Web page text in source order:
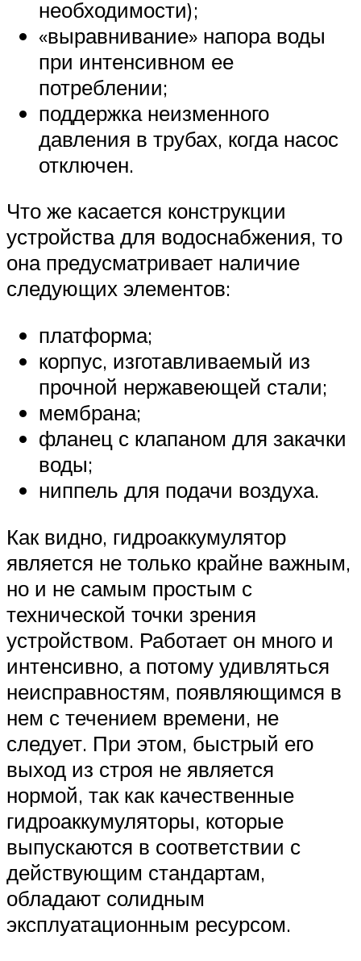
необходимости);
«выравнивание» напора воды
при интенсивном ее
потреблении;
поддержка неизменного
давления в трубах, когда насос
отключен.
Что же касается конструкции
устройства для водоснабжения, то
она предусматривает наличие
следующих элементов:
платформа;
корпус, изготавливаемый из
прочной нержавеющей стали;
мембрана;
фланец с клапаном для закачки
воды;
ниппель для подачи воздуха.
Как видно, гидроаккумулятор
является не только крайне важным,
но и не самым простым с
технической точки зрения
устройством. Работает он много и
интенсивно, а потому удивляться
неисправностям, появляющимся в
нем с течением времени, не
следует. При этом, быстрый его
выход из строя не является
нормой, так как качественные
гидроаккумуляторы, которые
выпускаются в соответствии с
действующим стандартам,
обладают солидным
эксплуатационным ресурсом.